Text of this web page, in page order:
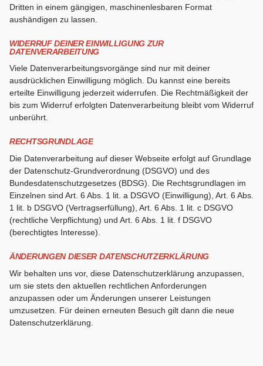
Dritten in einem gängigen, maschinenlesbaren Format
aushändigen zu lassen.
WIDERRUF DEINER EINWILLIGUNG ZUR
DATENVERARBEITUNG
Viele Datenverarbeitungsvorgänge sind nur mit deiner
ausdrücklichen Einwilligung möglich. Du kannst eine bereits
erteilte Einwilligung jederzeit widerrufen. Die Rechtmäßigkeit der
bis zum Widerruf erfolgten Datenverarbeitung bleibt vom Widerruf
unberührt.
RECHTSGRUNDLAGE
Die Datenverarbeitung auf dieser Webseite erfolgt auf Grundlage
der Datenschutz-Grundverordnung (DSGVO) und des
Bundesdatenschutzgesetzes (BDSG). Die Rechtsgrundlagen im
Einzelnen sind Art. 6 Abs. 1 lit. a DSGVO (Einwilligung), Art. 6 Abs.
1 lit. b DSGVO (Vertragserfüllung), Art. 6 Abs. 1 lit. c DSGVO
(rechtliche Verpflichtung) und Art. 6 Abs. 1 lit. f DSGVO
(berechtigtes Interesse).
ÄNDERUNGEN DIESER DATENSCHUTZERKLÄRUNG
Wir behalten uns vor, diese Datenschutzerklärung anzupassen,
um sie stets den aktuellen rechtlichen Anforderungen
anzupassen oder um Änderungen unserer Leistungen
umzusetzen. Für deinen erneuten Besuch gilt dann die neue
Datenschutzerklärung.